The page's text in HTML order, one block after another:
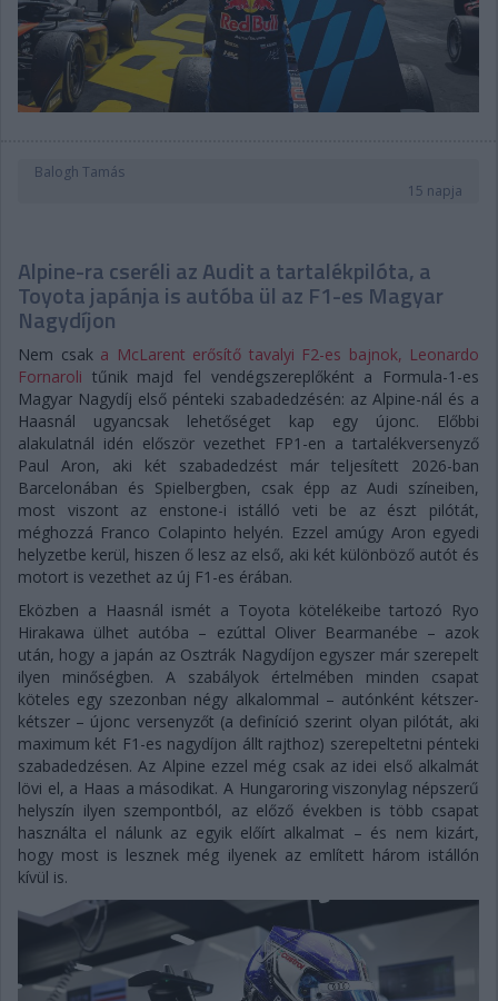
Balogh Tamás
15 napja
Alpine-ra cseréli az Audit a tartalékpilóta, a
Toyota japánja is autóba ül az F1-es Magyar
Nagydíjon
Nem csak a McLarent erősítő tavalyi F2-es bajnok, Leonardo
Fornaroli tűnik majd fel vendégszereplőként a Formula-1-es
Magyar Nagydíj első pénteki szabadedzésén: az Alpine-nál és a
Haasnál ugyancsak lehetőséget kap egy újonc. Előbbi
alakulatnál idén először vezethet FP1-en a tartalékversenyző
Paul Aron, aki két szabadedzést már teljesített 2026-ban
Barcelonában és Spielbergben, csak épp az Audi színeiben,
most viszont az enstone-i istálló veti be az észt pilótát,
méghozzá Franco Colapinto helyén. Ezzel amúgy Aron egyedi
helyzetbe kerül, hiszen ő lesz az első, aki két különböző autót és
motort is vezethet az új F1-es érában.
Eközben a Haasnál ismét a Toyota kötelékeibe tartozó Ryo
Hirakawa ülhet autóba – ezúttal Oliver Bearmanébe – azok
után, hogy a japán az Osztrák Nagydíjon egyszer már szerepelt
ilyen minőségben. A szabályok értelmében minden csapat
köteles egy szezonban négy alkalommal – autónként kétszer-
kétszer – újonc versenyzőt (a definíció szerint olyan pilótát, aki
maximum két F1-es nagydíjon állt rajthoz) szerepeltetni pénteki
szabadedzésen. Az Alpine ezzel még csak az idei első alkalmát
lövi el, a Haas a másodikat. A Hungaroring viszonylag népszerű
helyszín ilyen szempontból, az előző években is több csapat
használta el nálunk az egyik előírt alkalmat – és nem kizárt,
hogy most is lesznek még ilyenek az említett három istállón
kívül is.